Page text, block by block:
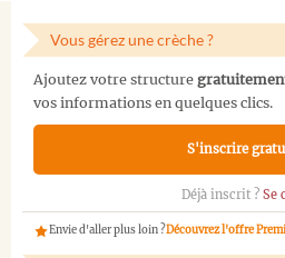
Vous gérez une crèche ?
Ajoutez votre structure
vos informations en quelques clics.
S'inscrire
Déjà inscrit ? Se
Envie d'aller plus loin ?Découvrez l'offre